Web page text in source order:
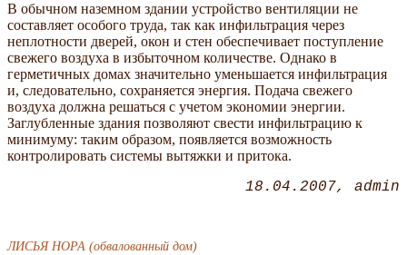
В обычном наземном здании устройство вентиляции не
составляет особого труда, так как инфильтрация через
неплотности дверей, окон и стен обеспечивает поступление
свежего воздуха в избыточном количестве. Однако в
герметичных домах значительно уменьшается инфильтрация
и, следовательно, сохраняется энергия. Подача свежего
воздуха должна решаться с учетом экономии энергии.
Заглубленные здания позволяют свести инфильтрацию к
минимуму: таким образом, появляется возможность
контролировать системы вытяжки и притока.
18.04.2007 admin
ЛИСЬЯ НОРА (обвалованный дом)